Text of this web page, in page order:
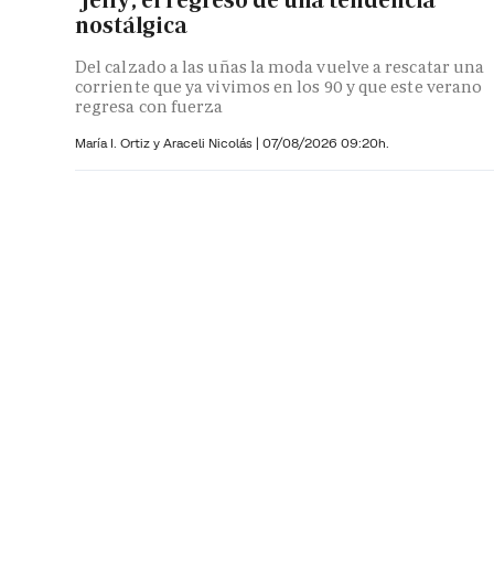
nostálgica
Del calzado a las uñas la moda vuelve a rescatar una
corriente que ya vivimos en los 90 y que este verano
regresa con fuerza
María I. Ortiz y Araceli Nicolás | 07/08/2026 09:20h.